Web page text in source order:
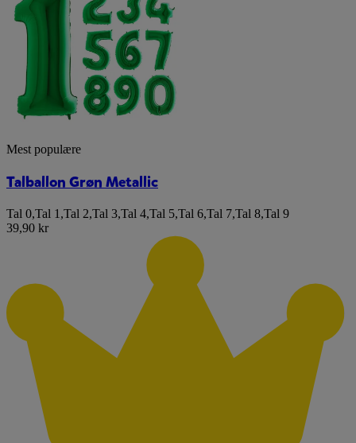
Mest populære
Talballon Grøn Metallic
Tal 0,Tal 1 ,Tal 2,Tal 3,Tal 4,Tal 5,Tal 6,Tal 7,Tal 8,Tal 9
39,90 kr